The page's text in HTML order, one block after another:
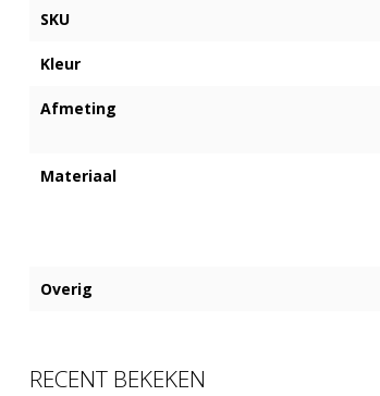
SKU
Kleur
Afmeting
Materiaal
Overig
RECENT BEKEKEN